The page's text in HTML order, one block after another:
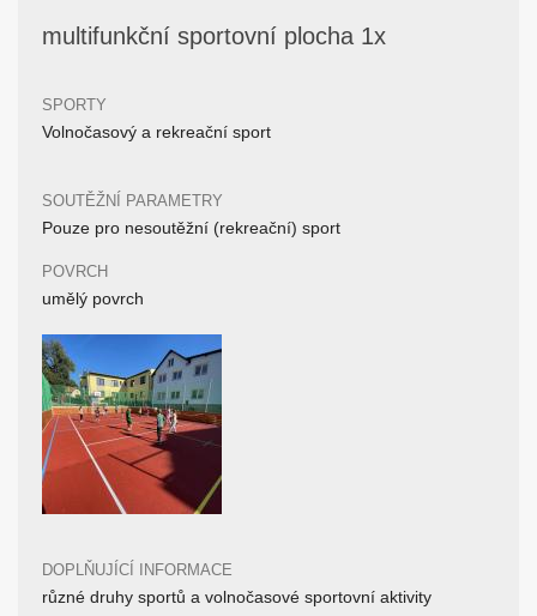
multifunkční sportovní plocha 1x
SPORTY
Volnočasový a rekreační sport
SOUTĚŽNÍ PARAMETRY
Pouze pro nesoutěžní (rekreační) sport
POVRCH
umělý povrch
DOPLŇUJÍCÍ INFORMACE
různé druhy sportů a volnočasové sportovní aktivity